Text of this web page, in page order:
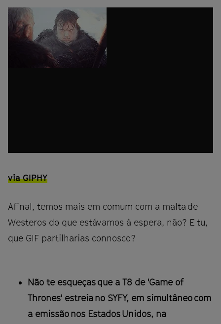
via GIPHY
Afinal, temos mais em comum com a malta de
Westeros do que estávamos à espera, não? E tu,
que GIF partilharias connosco?
Não te esqueças que a T8 de 'Game of
Thrones' estreia no SYFY, em simultâneo com
a emissão nos Estados Unidos, na